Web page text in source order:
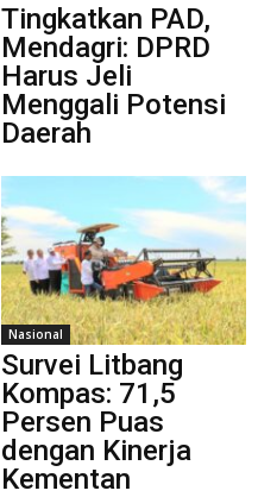
Tingkatkan PAD,
Mendagri: DPRD
Harus Jeli
Menggali Potensi
Daerah
Nasional
Survei Litbang
Kompas: 71,5
Persen Puas
dengan Kinerja
Kementan